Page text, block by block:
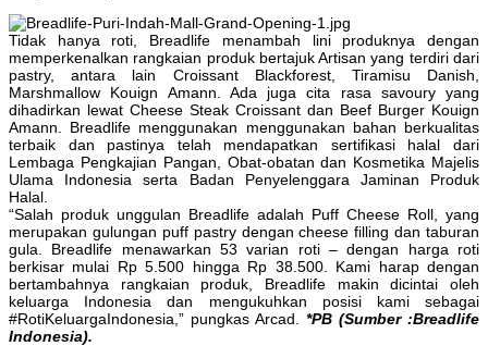
Tidak hanya roti, Breadlife menambah lini produknya dengan
memperkenalkan rangkaian produk bertajuk Artisan yang terdiri dari
pastry, antara lain Croissant Blackforest, Tiramisu Danish,
Marshmallow Kouign Amann. Ada juga cita rasa savoury yang
dihadirkan lewat Cheese Steak Croissant dan Beef Burger Kouign
Amann. Breadlife menggunakan menggunakan bahan berkualitas
terbaik dan pastinya telah mendapatkan sertifikasi halal dari
Lembaga Pengkajian Pangan, Obat-obatan dan Kosmetika Majelis
Ulama Indonesia serta Badan Penyelenggara Jaminan Produk
Halal.
“Salah produk unggulan Breadlife adalah Puff Cheese Roll, yang
merupakan gulungan puff pastry dengan cheese filling dan taburan
gula. Breadlife menawarkan 53 varian roti – dengan harga roti
berkisar mulai Rp 5.500 hingga Rp 38.500. Kami harap dengan
bertambahnya rangkaian produk, Breadlife makin dicintai oleh
keluarga Indonesia dan mengukuhkan posisi kami sebagai
#RotiKeluargaIndonesia,” pungkas Arcad. *PB (Sumber :Breadlife
Indonesia).